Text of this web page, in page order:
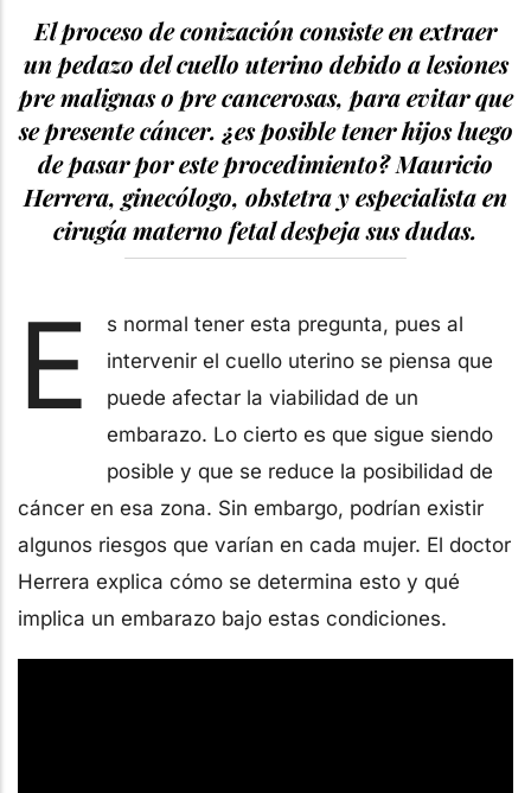
El proceso de conización consiste en extraer
un pedazo del cuello uterino debido a lesiones
pre malignas o pre cancerosas, para evitar que
se presente cáncer. ¿es posible tener hijos luego
de pasar por este procedimiento? Mauricio
Herrera, ginecólogo, obstetra y especialista en
cirugía materno fetal despeja sus dudas.
E
s normal tener esta pregunta, pues al
intervenir el cuello uterino se piensa que
puede afectar la viabilidad de un
embarazo. Lo cierto es que sigue siendo
posible y que se reduce la posibilidad de
cáncer en esa zona. Sin embargo, podrían existir
algunos riesgos que varían en cada mujer. El doctor
Herrera explica cómo se determina esto y qué
implica un embarazo bajo estas condiciones.